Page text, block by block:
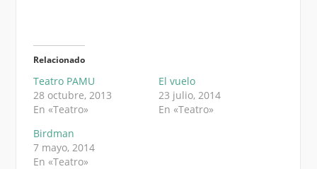
Relacionado
Teatro PAMU
28 octubre, 2013
En «Teatro»
El vuelo
23 julio, 2014
En «Teatro»
Birdman
7 mayo, 2014
En «Teatro»